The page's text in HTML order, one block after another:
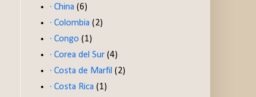
· China (6)
· Colombia (2)
· Congo (1)
· Corea del Sur (4)
· Costa de Marfil (2)
· Costa Rica (1)